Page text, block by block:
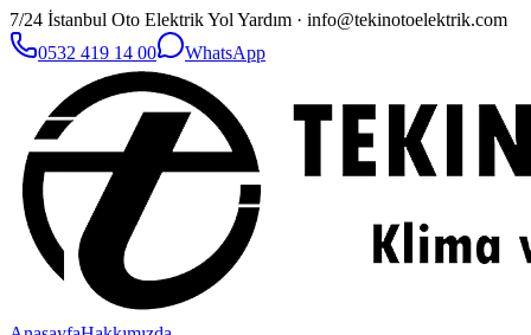
7/24 İstanbul Oto Elektrik Yol Yardım · info@tekinotoelektrik.com
0532 419 14 00
WhatsApp